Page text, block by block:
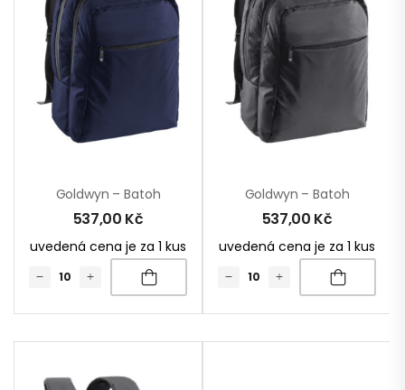
Goldwyn – Batoh
537,00 Kč
uvedená cena je za 1 kus
Goldwyn – Batoh
537,00 Kč
uvedená cena je za 1 kus